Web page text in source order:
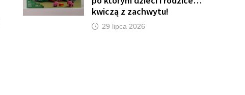
kwiczą z zachwytu!
29 lipca 2026